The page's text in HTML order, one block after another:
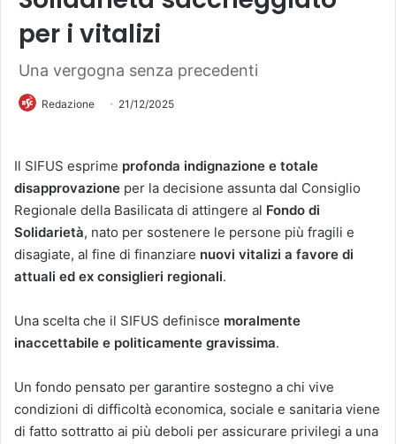
per i vitalizi
Una vergogna senza precedenti
Redazione 21/12/2025
Il SIFUS esprime profonda indignazione e totale
disapprovazione per la decisione assunta dal Consiglio
Regionale della Basilicata di attingere al Fondo di
Solidarietà, nato per sostenere le persone più fragili e
disagiate, al fine di finanziare nuovi vitalizi a favore di
attuali ed ex consiglieri regionali.
Una scelta che il SIFUS definisce moralmente
inaccettabile e politicamente gravissima.
Un fondo pensato per garantire sostegno a chi vive
condizioni di difficoltà economica, sociale e sanitaria viene
di fatto sottratto ai più deboli per assicurare privilegi a una